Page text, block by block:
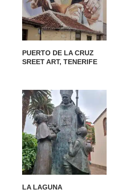
PUERTO DE LA CRUZ
SREET ART, TENERIFE
LA LAGUNA